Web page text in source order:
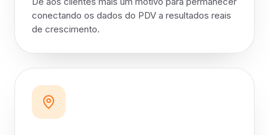
conectando os dados do PDV a resultados reais
de crescimento.